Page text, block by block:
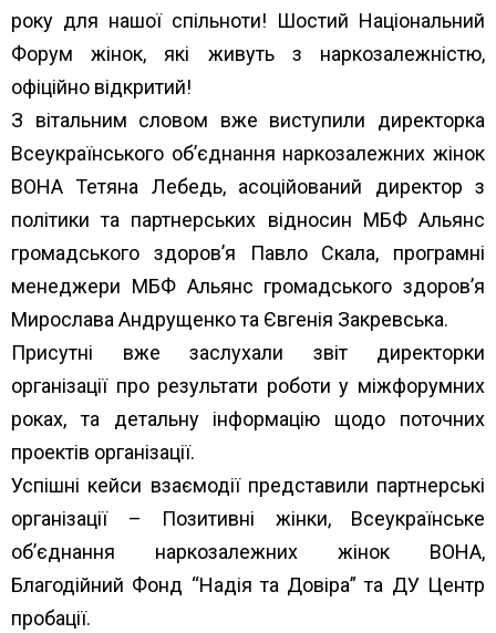
року для нашої спільноти! Шостий Національний
Форум жінок, які живуть з наркозалежністю,
офіційно відкритий!
З вітальним словом вже виступили директорка
Всеукраїнського об’єднання наркозалежних жінок
ВОНА Тетяна Лебедь, асоційований директор з
політики та партнерських відносин МБФ Альянс
громадського здоров’я Павло Скала, програмні
менеджери МБФ Альянс громадського здоров’я
Мирослава Андрущенко та Євгенія Закревська.
Присутні вже заслухали звіт директорки
організації про результати роботи у міжфорумних
роках, та детальну інформацію щодо поточних
проектів організації.
Успішні кейси взаємодії представили партнерські
організації – Позитивні жінки, Всеукраїнське
об’єднання наркозалежних жінок ВОНА,
Благодійний Фонд “Надія та Довіра” та ДУ Центр
пробації.